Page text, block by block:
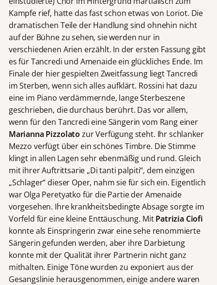
Kampfe rief, hatte das fast schon etwas von Loriot. Die
dramatischen Teile der Handlung sind ohnehin nicht
auf der Bühne zu sehen, sie werden nur in
verschiedenen Arien erzählt. In der ersten Fassung gibt
es für Tancredi und Amenaide ein glückliches Ende. Im
Finale der hier gespielten Zweitfassung liegt Tancredi
im Sterben, wenn sich alles aufklärt. Rossini hat dazu
eine im Piano verdämmernde, lange Sterbeszene
geschrieben, die durchaus berührt. Das vor allem,
wenn für den Tancredi eine Sängerin vom Rang einer
Marianna Pizzolato zur Verfügung steht. Ihr schlanker
Mezzo verfügt über ein schönes Timbre. Die Stimme
klingt in allen Lagen sehr ebenmäßig und rund. Gleich
mit ihrer Auftrittsarie „Di tanti palpiti“, dem einzigen
„Schlager“ dieser Oper, nahm sie für sich ein. Eigentlich
war Olga Peretyatko für die Partie der Amenaide
vorgesehen. Ihre krankheitsbedingte Absage sorgte im
Vorfeld für eine kleine Enttäuschung. MitPatrizia Ciofi
konnte als Einspringerin zwar eine sehe renommierte
Sängerin gefunden werden, aber ihre Darbietung
konnte mit der Qualität ihrer Partnerin nicht ganz
mithalten. Einige Töne wurden zu exponiert aus der
Gesangslinie herausgenommen, einige andere waren